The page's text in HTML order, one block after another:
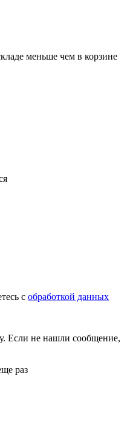
меньше чем в корзине
с обработкой данных
Если не нашли сообщение,
раз